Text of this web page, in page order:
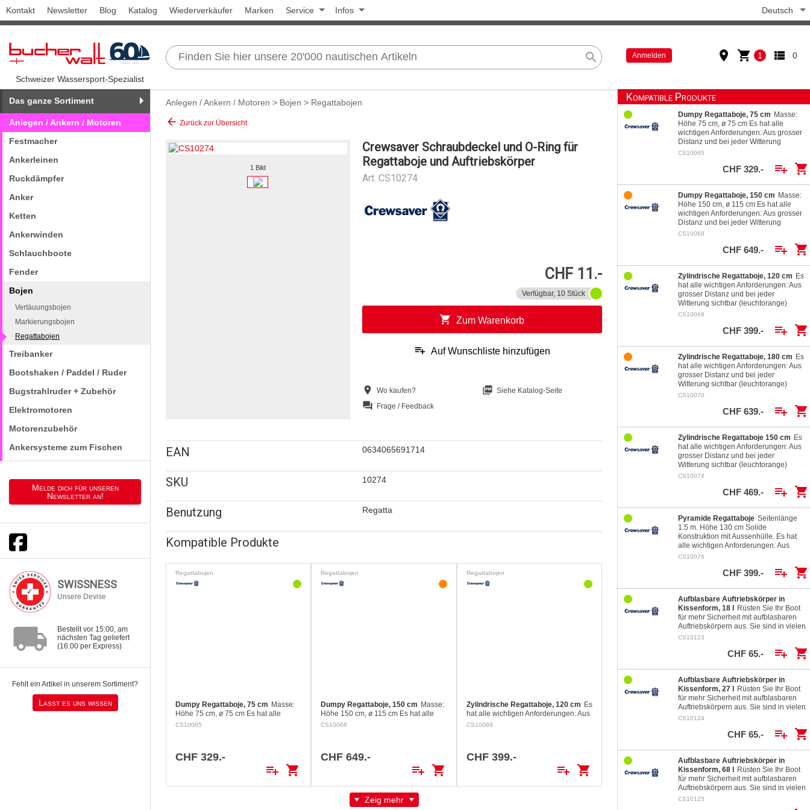
Kontakt Newsletter Blog Katalog Wiederverkäufer Marken Service Infos Deutsch
Schweizer Wassersport-Spezialist
search Anmelden place shopping_cart 1 view_list 0
Das ganze Sortiment
Anlegen / Ankern / Motoren
Festmacher
Ankerleinen
Ruckdämpfer
Anker
Ketten
Ankerwinden
Schlauchboote
Fender
Bojen
Vertäuungsbojen
Markierungsbojen
Regattabojen
Treibanker
Bootshaken / Paddel / Ruder
Bugstrahlruder + Zubehör
Elektromotoren
Motorenzubehör
Ankersysteme zum Fischen
Melde dich für unseren
Newsletter an!
SWISSNESS
Unsere Devise
local_shipping
Bestellt vor 15:00, am
nächsten Tag geliefert
(16:00 per Express)
Fehlt ein Artikel in unserem Sortiment?
Lasst es uns wissen
Anlegen / Ankern / Motoren > Bojen > Regattabojen
arrow_back Zurück zur Übersicht
1 Bild
Crewsaver Schraubdeckel und O-Ring für
Regattaboje und Auftriebskörper
Art. CS10274
CHF 11.-
Verfügbar, 10 Stück
shopping_cart Zum Warenkorb
playlist_add Auf Wunschliste hinzufügen
location_on Wo kaufen? picture_as_pdf Siehe Katalog-Seite
question_answer Frage / Feedback
EAN 0634065691714
SKU 10274
Benutzung Regatta
Kompatible Produkte
Regattabojen
Dumpy Regattaboje, 75 cm Masse:
Höhe 75 cm, ø 75 cm Es hat alle
wichtigen Anforderungen: Aus grosser
CS10065
CHF 329.-
playlist_add shopping_cart
Regattabojen
Dumpy Regattaboje, 150 cm Masse:
Höhe 150 cm, ø 115 cm Es hat alle
wichtigen Anforderungen: Aus grosser
CS10068
CHF 649.-
playlist_add shopping_cart
Regattabojen
Zylindrische Regattaboje, 120 cm Es
hat alle wichtigen Anforderungen: Aus
grosser Distanz und bei jeder
CS10069
CHF 399.-
playlist_add shopping_cart
Zeig mehr
Kompatible Produkte
Dumpy Regattaboje, 75 cm Masse:
Höhe 75 cm, ø 75 cm Es hat alle
wichtigen Anforderungen: Aus grosser
Distanz und bei jeder Witterung
sichtbar (leuchtorange) Möglichkeit…
CS10065
CHF 329.- playlist_add shopping_cart
Dumpy Regattaboje, 150 cm Masse:
Höhe 150 cm, ø 115 cm Es hat alle
wichtigen Anforderungen: Aus grosser
Distanz und bei jeder Witterung
sichtbar (leuchtorange) Möglichkeit…
CS10068
CHF 649.- playlist_add shopping_cart
Zylindrische Regattaboje, 120 cm Es
hat alle wichtigen Anforderungen: Aus
grosser Distanz und bei jeder
Witterung sichtbar (leuchtorange)
Möglichkeit Bojen individuell zu…
CS10069
CHF 399.- playlist_add shopping_cart
Zylindrische Regattaboje, 180 cm Es
hat alle wichtigen Anforderungen: Aus
grosser Distanz und bei jeder
Witterung sichtbar (leuchtorange)
Möglichkeit Bojen individuell zu…
CS10070
CHF 639.- playlist_add shopping_cart
Zylindrische Regattaboje 150 cm Es
hat alle wichtigen Anforderungen: Aus
grosser Distanz und bei jeder
Witterung sichtbar (leuchtorange)
Möglichkeit Bojen individuell zu…
CS10074
CHF 469.- playlist_add shopping_cart
Pyramide Regattaboje Seitenlänge
1.5 m. Höhe 130 cm Solide
Konstruktion mit Aussenhülle. Es hat
alle wichtigen Anforderungen: Aus
grosser Distanz und bei jeder…
CS10076
CHF 399.- playlist_add shopping_cart
Aufblasbare Auftriebskörper in
Kissenform, 18 l Rüsten Sie Ihr Boot
für mehr Sicherheit mit aufblasbaren
Auftriebskörpern aus. Sie sind in vielen
verschiedenen Grössen und Formen
CS10123
CHF 65.- playlist_add shopping_cart
Aufblasbare Auftriebskörper in
Kissenform, 27 l Rüsten Sie Ihr Boot
für mehr Sicherheit mit aufblasbaren
Auftriebskörpern aus. Sie sind in vielen
verschiedenen Grössen und Formen
CS10124
CHF 65.- playlist_add shopping_cart
Aufblasbare Auftriebskörper in
Kissenform, 68 l Rüsten Sie Ihr Boot
für mehr Sicherheit mit aufblasbaren
Auftriebskörpern aus. Sie sind in vielen
verschiedenen Grössen und Formen
CS10125